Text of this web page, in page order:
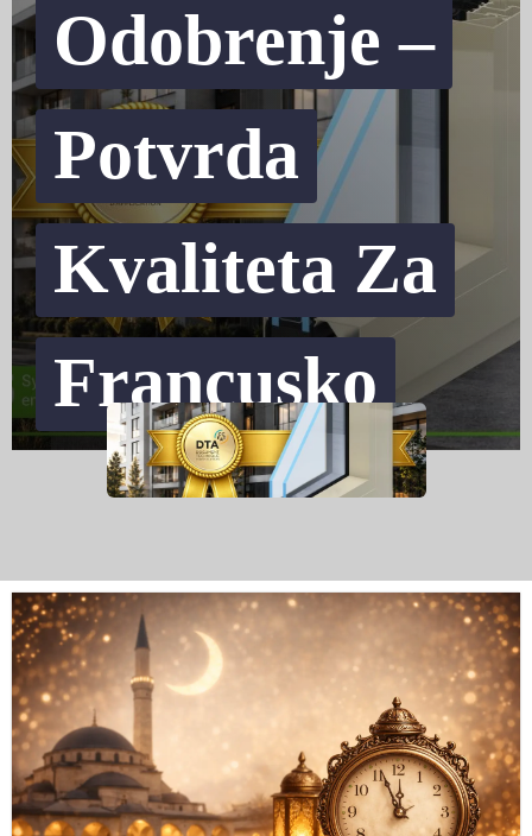
Odobrenje –
Potvrda
Kvaliteta Za
Francusko
Tržište
24. JULA 2026.